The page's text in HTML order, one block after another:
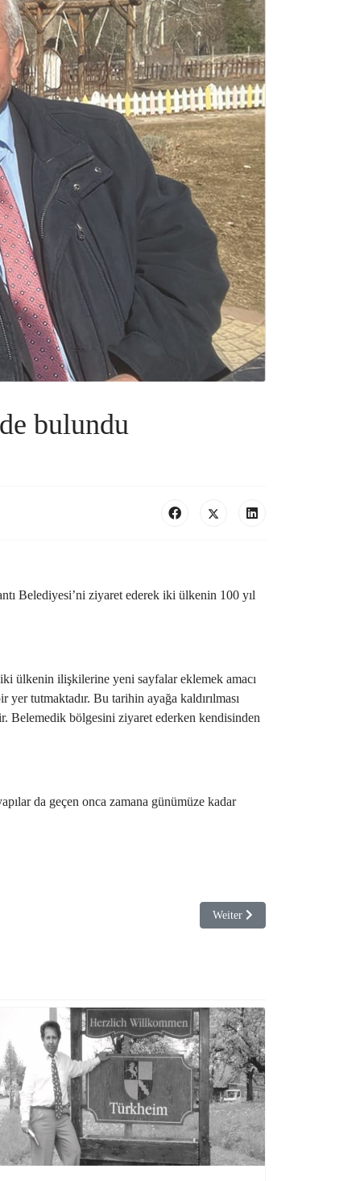
bulundu
Belediyesi’ni ziyaret ederek iki ülkenin 100 yıl
ülkenin ilişkilerine yeni sayfalar eklemek amacı
tutmaktadır. Bu tarihin ayağa kaldırılması
Belemedik bölgesini ziyaret ederken kendisinden
da geçen onca zamana günümüze kadar
Nächster Beitrag: TRT TÜRK
Weiter